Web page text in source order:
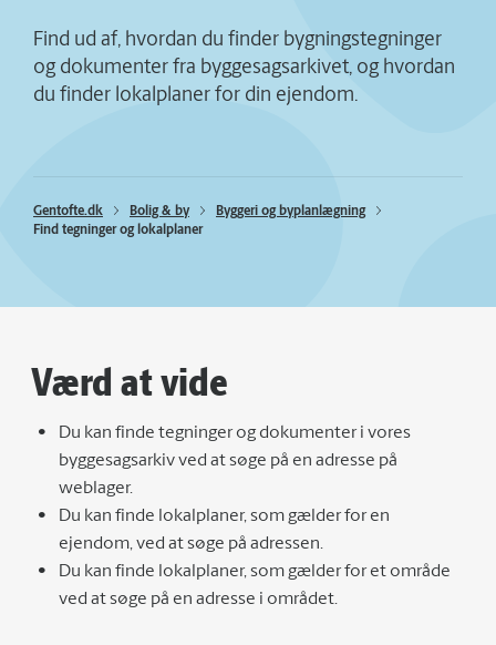
Find ud af, hvordan du finder bygningstegninger
og dokumenter fra byggesagsarkivet, og hvordan
du finder lokalplaner for din ejendom.
Gentofte.dk Bolig & by
Byggeri og byplanlægning
Find tegninger og lokalplaner
Værd at vide
Du kan finde tegninger og dokumenter i vores
byggesagsarkiv ved at søge på en adresse på
weblager.
Du kan finde lokalplaner, som gælder for en
ejendom, ved at søge på adressen.
Du kan finde lokalplaner, som gælder for et område
ved at søge på en adresse i området.